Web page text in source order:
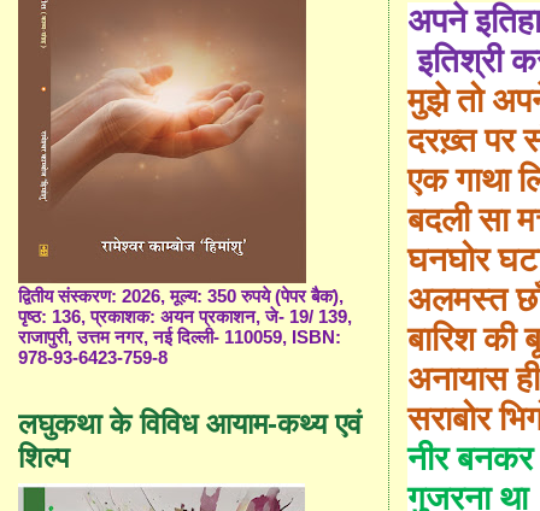
अपने
इतिश्री
मुझे तो
दरख़्त पर
एक गाथा
बदली सा
घनघोर
अलमस्त
बारिश की
अनायास
सराबोर
नीर
गुजरना
द्वितीय संस्करण: 2026, मूल्य: 350 रुपये (पेपर बैक),
पृष्ठ: 136, प्रकाशक: अयन प्रकाशन, जे- 19/ 139,
राजापुरी, उत्तम नगर, नई दिल्ली- 110059, ISBN:
978-93-6423-759-8
लघुकथा के विविध आयाम-कथ्य एवं
शिल्प